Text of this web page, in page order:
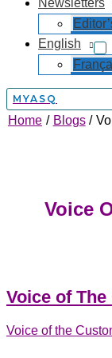
Newsletters
English
MYASQ
Home Blogs
Voice
Voice of
Voice of the